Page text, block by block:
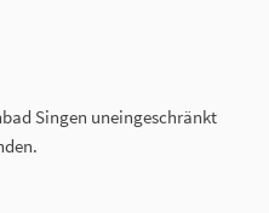
Singen uneingeschränkt